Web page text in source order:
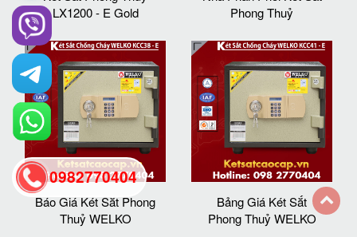
LX1200 - E Gold
Phong Thuỷ
Báo Giá Két Sắt Phong
Thuỷ WELKO
Bảng Giá Két Sắt
Phong Thuỷ WELKO
0982770404
back